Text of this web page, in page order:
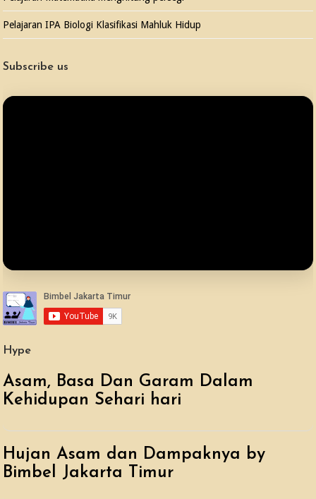
Pelajaran IPA Biologi Klasifikasi Mahluk Hidup
Subscribe us
Hype
Asam, Basa Dan Garam Dalam
Kehidupan Sehari hari
Hujan Asam dan Dampaknya by
Bimbel Jakarta Timur